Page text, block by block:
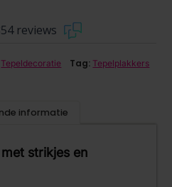
reviews
Tepeldecoratie Tag: Tepelplakkers
informatie
strikjes en